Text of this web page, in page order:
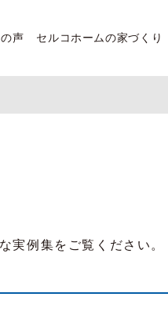
声 セルコホームの家づくり
実例集をご覧ください。